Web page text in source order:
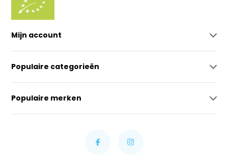
Mijn account
Populaire categorieën
Populaire merken